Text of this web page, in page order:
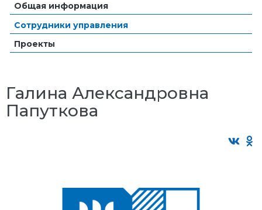
Общая информация
Сотрудники управления
Проекты
Галина Александровна
Папуткова